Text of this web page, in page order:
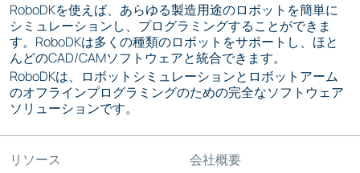
RoboDKを使えば、あらゆる製造用途のロボットを簡単に
シミュレーションし、プログラミングすることができま
す。RoboDKは多くの種類のロボットをサポートし、ほと
んどのCAD/CAMソフトウェアと統合できます。
RoboDKは、ロボットシミュレーションとロボットアーム
のオフラインプログラミングのための完全なソフトウェア
ソリューションです。
リソース
会社概要